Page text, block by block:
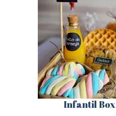
Infantil Box